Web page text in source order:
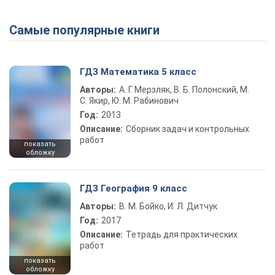
Самые популярные книги
показать
обложку
ГДЗ Математика 5 класс
Авторы: А. Г. Мерзляк, В. Б. Полонский, М.
С. Якир, Ю. М. Рабинович
Год: 2013
Описание: Сборник задач и контрольных
работ
показать
обложку
ГДЗ География 9 класс
Авторы: В. М. Бойко, И. Л. Дитчук
Год: 2017
Описание: Тетрадь для практических
работ